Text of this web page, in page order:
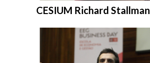
Entrar na pasta:
CESIUM Richard Stallman